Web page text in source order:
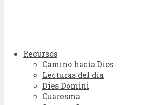
Recursos
Camino hacia Dios
Lecturas del día
Dies Domini
Cuaresma